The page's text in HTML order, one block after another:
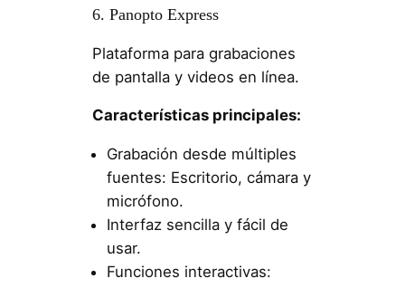
6. Panopto Express
Plataforma para grabaciones
de pantalla y videos en línea.
Características principales:
Grabación desde múltiples
fuentes: Escritorio, cámara y
micrófono.
Interfaz sencilla y fácil de
usar.
Funciones interactivas: